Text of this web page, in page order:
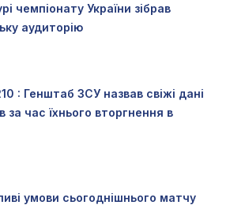
чемпіонату України зібрав
аудиторію
: Генштаб ЗСУ назвав свіжі дані
за час їхнього вторгнення в
умови сьогоднішнього матчу